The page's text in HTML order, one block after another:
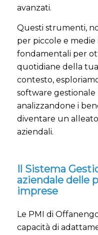
avanzati.
Questi strumenti,
per piccole e medie
fondamentali per
quotidiane della
contesto,
software gestionale
analizzandone i
diventare un
aziendali.
Il Sistema
aziendale delle
imprese
Le PMI di
capacità di